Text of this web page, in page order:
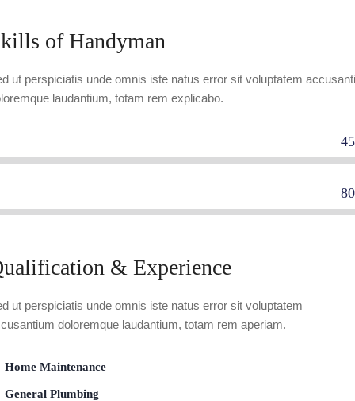
of Handyman
ut perspiciatis unde omnis iste natus error sit voluptatem
laudantium, totam rem explicabo.
& Experience
ut perspiciatis unde omnis iste natus error sit voluptatem
doloremque laudantium, totam rem aperiam.
Home Maintenance
General Plumbing